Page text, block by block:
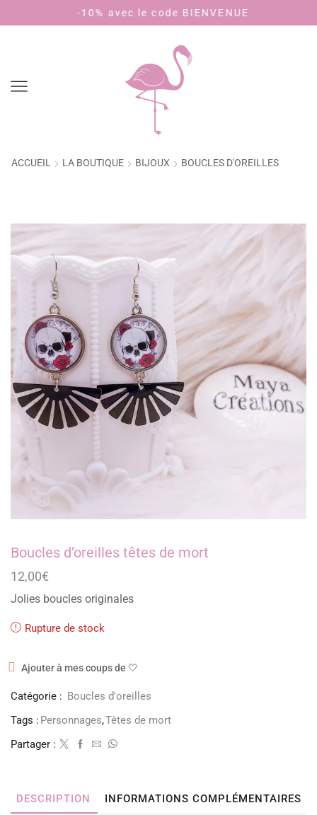
-10% avec le code BIENVENUE
ACCUEIL LA BOUTIQUE BIJOUX BOUCLES D'OREILLES
Boucles d’oreilles têtes de mort
12,00€
Jolies boucles originales
Rupture de stock
Ajouter à mes coups de 🤍
Catégorie : Boucles d'oreilles
Tags : Personnages,Têtes de mort
Partager :
DESCRIPTION INFORMATIONS COMPLÉMENTAIRES